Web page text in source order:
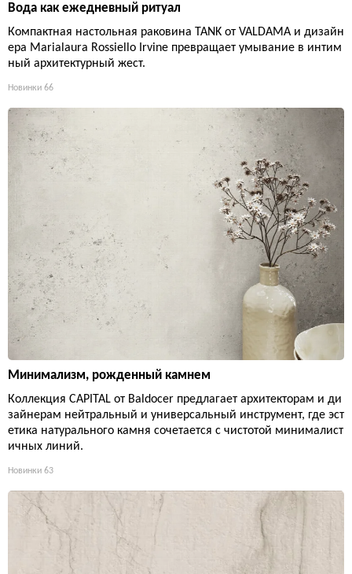
Вода как ежедневный ритуал
Компактная настольная раковина TANK от VALDAMA и дизайн
ера Marialaura Rossiello Irvine превращает умывание в интим
ный архитектурный жест.
Новинки 66
Минимализм, рожденный камнем
Коллекция CAPITAL от Baldocer предлагает архитекторам и ди
зайнерам нейтральный и универсальный инструмент, где эст
етика натурального камня сочетается с чистотой минималист
ичных линий.
Новинки 63